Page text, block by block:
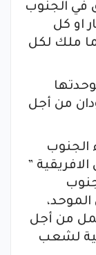
في الجنوب
او كل
ملك لكل
من أجل
الجنوب
”
من أجل
لشعب